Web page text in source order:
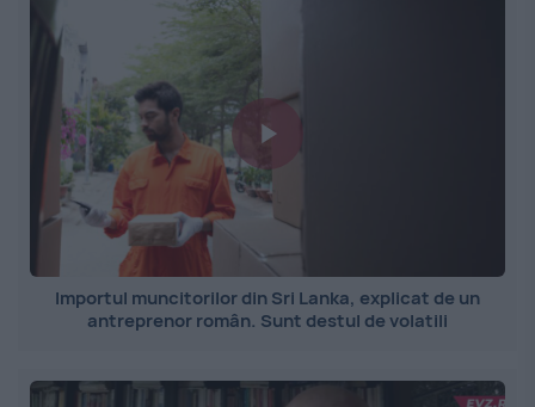
Importul muncitorilor din Sri Lanka, explicat de un
antreprenor român. Sunt destul de volatili